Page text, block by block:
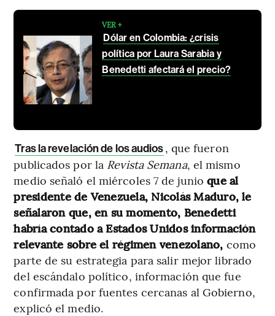
VER +
Dólar en Colombia: ¿crisis
política por Laura Sarabia y
Benedetti afectará el precio?
Tras la revelación de los audios, que fueron
publicados por la Revista Semana, el mismo
medio señaló el miércoles 7 de junio que al
presidente de Venezuela, Nicolás Maduro, le
señalaron que, en su momento, Benedetti
habría contado a Estados Unidos información
relevante sobre el régimen venezolano, como
parte de su estrategia para salir mejor librado
del escándalo político, información que fue
confirmada por fuentes cercanas al Gobierno,
explicó el medio.